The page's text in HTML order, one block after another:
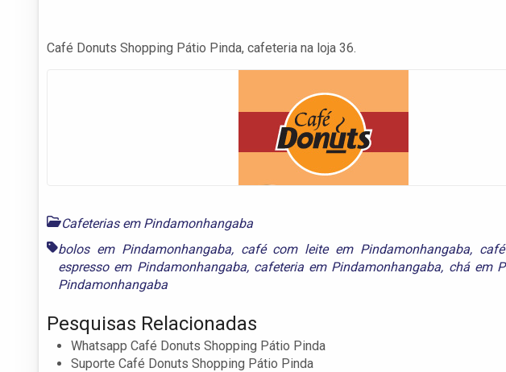
Café Donuts Shopping Pátio Pinda, cafeteria na loja 36.
Cafeterias em Pindamonhangaba
bolos em Pindamonhangaba, café com leite em Pindamonhangaba,
espresso em Pindamonhangaba, cafeteria em Pindamonhangaba, chá em
Pindamonhangaba
Pesquisas Relacionadas
Whatsapp Café Donuts Shopping Pátio Pinda
Suporte Café Donuts Shopping Pátio Pinda